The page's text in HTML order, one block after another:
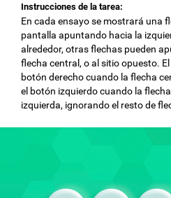
Instrucciones de la tarea:
En cada ensayo se mostrará una
pantalla apuntando hacia la
alrededor, otras flechas pueden
flecha central, o al sitio opuesto.
botón derecho cuando la flecha
el botón izquierdo cuando la
izquierda, ignorando el resto de